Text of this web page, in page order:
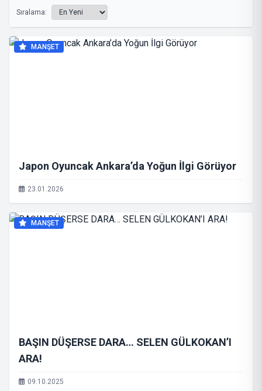
Sıralama:
MANŞET
Japon Oyuncak Ankara’da Yoğun İlgi Görüyor
23.01.2026
MANŞET
BAŞIN DÜŞERSE DARA… SELEN GÜLKOKAN’I
ARA!
09.10.2025